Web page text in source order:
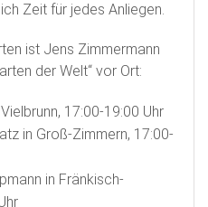
Zeit für jedes Anliegen.
ist Jens Zimmermann
der Welt“ vor Ort:
17:00-19:00 Uhr
in Groß-Zimmern, 17:00-
in Fränkisch-